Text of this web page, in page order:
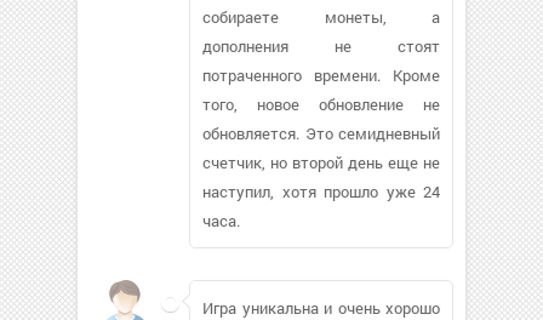
собираете монеты, а
дополнения не стоят
потраченного времени. Кроме
того, новое обновление не
обновляется. Это семидневный
счетчик, но второй день еще не
наступил, хотя прошло уже 24
часа.
Игра уникальна и очень хорошо